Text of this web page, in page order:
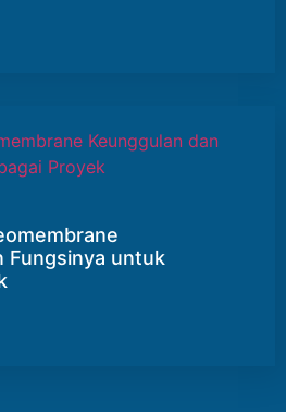
Fungsinya untuk